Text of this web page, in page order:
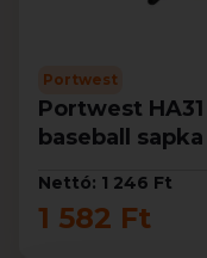
Portwest
Portwest
baseball sapka
Nettó: 1 246 Ft
1 582 Ft